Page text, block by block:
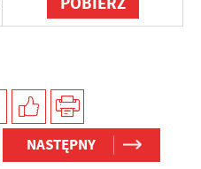
NASTĘPNY